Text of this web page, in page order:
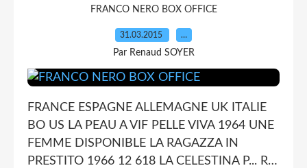
FRANCO NERO BOX OFFICE
31.03.2015 …
Par Renaud SOYER
FRANCE ESPAGNE ALLEMAGNE UK ITALIE
BO US LA PEAU A VIF PELLE VIVA 1964 UNE
FEMME DISPONIBLE LA RAGAZZA IN
PRESTITO 1966 12 618 LA CELESTINA P... R…